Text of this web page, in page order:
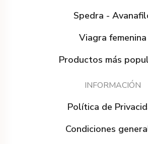
Spedra -
Viagra femenina
Productos más
INFORMACIÓN
Política de
Condiciones